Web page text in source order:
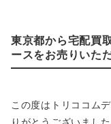
東京都から宅配買
ースをお売りいた
この度はトリココム